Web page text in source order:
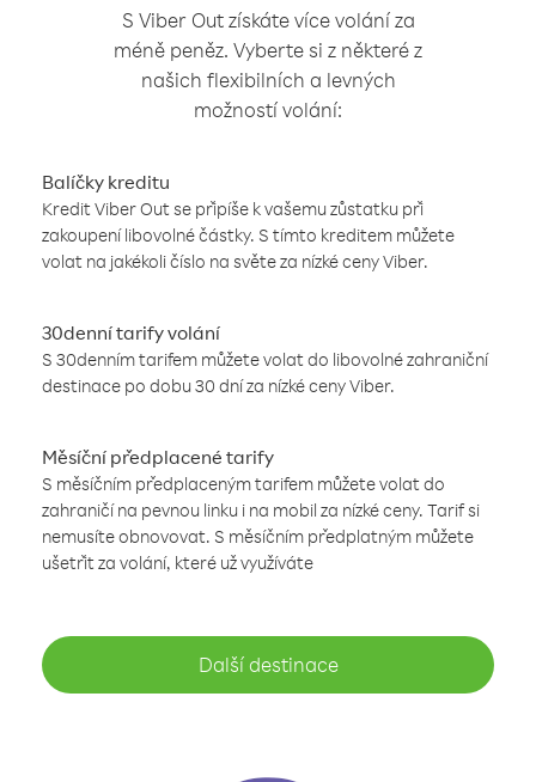
S Viber Out získáte více volání za
méně peněz. Vyberte si z některé z
našich flexibilních a levných
možností volání:
Balíčky kreditu
Kredit Viber Out se připíše k vašemu zůstatku při
zakoupení libovolné částky. S tímto kreditem můžete
volat na jakékoli číslo na světe za nízké ceny Viber.
30denní tarify volání
S 30denním tarifem můžete volat do libovolné zahraniční
destinace po dobu 30 dní za nízké ceny Viber.
Měsíční předplacené tarify
S měsíčním předplaceným tarifem můžete volat do
zahraničí na pevnou linku i na mobil za nízké ceny. Tarif si
nemusíte obnovovat. S měsíčním předplatným můžete
ušetřit za volání, které už využíváte
Další destinace